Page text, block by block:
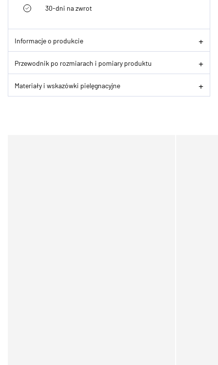
30-dni na zwrot
Informacje o produkcie
Przewodnik po rozmiarach i pomiary produktu
Materiały i wskazówki pielęgnacyjne